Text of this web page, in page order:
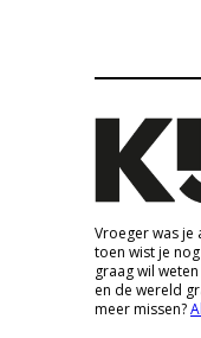
Vroeger was
toen wist je
graag wil
en de wereld
meer missen?